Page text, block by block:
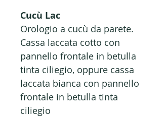
Cucù Lac
Orologio a cucù da parete.
Cassa laccata cotto con
pannello frontale in betulla
tinta ciliegio, oppure cassa
laccata bianca con pannello
frontale in betulla tinta
ciliegio